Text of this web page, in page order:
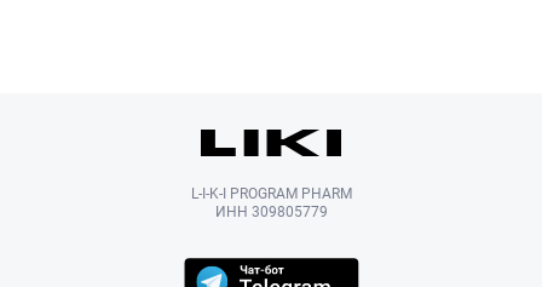
L-I-K-I PROGRAM PHARM
ИНН 309805779